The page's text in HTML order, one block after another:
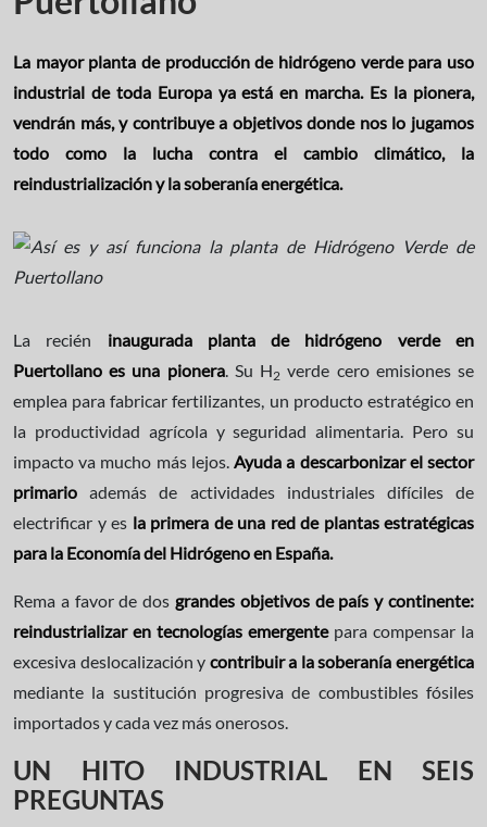
La mayor planta de producción de hidrógeno verde para uso
industrial de toda Europa ya está en marcha. Es la pionera,
vendrán más, y contribuye a objetivos donde nos lo jugamos
todo como la lucha contra el cambio climático, la
reindustrialización y la soberanía energética.
La recién inaugurada planta de hidrógeno verde en
Puertollano es una pionera. Su H2 verde cero emisiones se
emplea para fabricar fertilizantes, un producto estratégico en
la productividad agrícola y seguridad alimentaria. Pero su
impacto va mucho más lejos.Ayuda a descarbonizar el sector
primario además de actividades industriales difíciles de
electrificar y es la primera de una red de plantas estratégicas
para la Economía del Hidrógeno en España.
Rema a favor de dos grandes objetivos de país y continente:
reindustrializar en tecnologías emergentepara compensar la
excesiva deslocalización y contribuir a la soberanía energética
mediante la sustitución progresiva de combustibles fósiles
importados y cada vez más onerosos.
UN HITO INDUSTRIAL EN SEIS
PREGUNTAS